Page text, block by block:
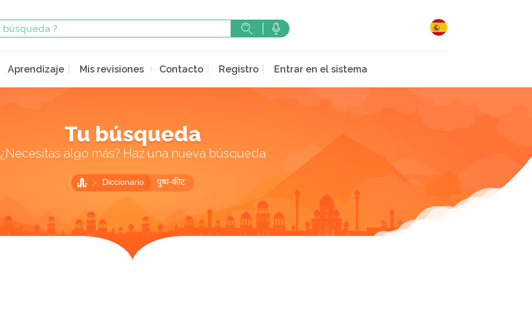
Aprendizaje Mis revisiones Contacto Registro Entrar en el sistema
Tu búsqueda
¿Necesitas algo más? Haz una nueva búsqueda
Diccionario पुष्प-कीट